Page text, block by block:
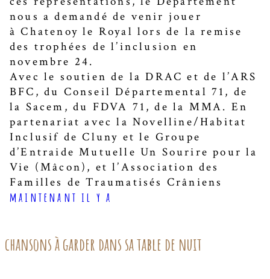
nous a demandé de venir jouer
à Chatenoy le Royal lors de la remise
des trophées de l’inclusion en
novembre 24.
Avec le soutien de la DRAC et de l’ARS
BFC, du Conseil Départemental 71, de
la Sacem, du FDVA 71, de la MMA. En
partenariat avec la Novelline/Habitat
Inclusif de Cluny et le Groupe
d’Entraide Mutuelle Un Sourire pour la
Vie (Mâcon), et l’Association des
Familles de Traumatisés Crâniens
maintenant il y a
chansons à garder dans sa table de nuit